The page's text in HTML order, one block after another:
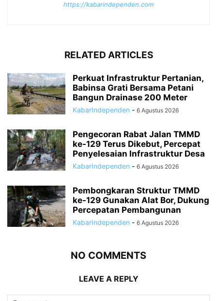
https://kabarindependen.com
RELATED ARTICLES
Perkuat Infrastruktur Pertanian,
Babinsa Grati Bersama Petani
Bangun Drainase 200 Meter
KabarIndependen - 6 Agustus 2026
Pengecoran Rabat Jalan TMMD
ke-129 Terus Dikebut, Percepat
Penyelesaian Infrastruktur Desa
KabarIndependen - 6 Agustus 2026
Pembongkaran Struktur TMMD
ke-129 Gunakan Alat Bor, Dukung
Percepatan Pembangunan
KabarIndependen - 6 Agustus 2026
NO COMMENTS
LEAVE A REPLY